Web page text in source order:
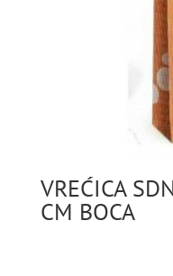
VREĆICA
CM BOCA